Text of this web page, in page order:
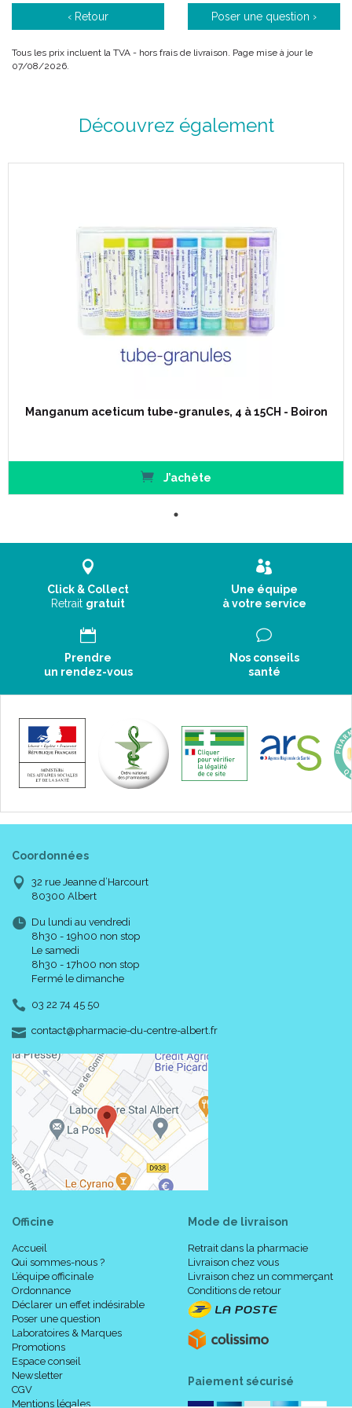
‹ Retour Poser une question ›
Tous les prix incluent la TVA - hors frais de livraison. Page mise à jour le
07/08/2026.
Découvrez également
Manganum aceticum tube-granules, 4 à 15CH - Boiron
J’achète
Click & Collect
Retrait gratuit
Une équipe
à votre service
Prendre
un rendez-vous
Nos conseils
santé
Coordonnées
32 rue Jeanne d’Harcourt
80300 Albert
Du lundi au vendredi
8h30 - 19h00 non stop
Le samedi
8h30 - 17h00 non stop
Fermé le dimanche
03 22 74 45 50
contact-
@-
pharmacie-du-centre-albert.fr
Officine
Accueil
Qui sommes-nous ?
L’équipe officinale
Ordonnance
Déclarer un effet indésirable
Poser une question
Laboratoires & Marques
Promotions
Espace conseil
Newsletter
CGV
Mentions légales
Mode de livraison
Retrait dans la pharmacie
Livraison chez vous
Livraison chez un commerçant
Conditions de retour
Paiement sécurisé